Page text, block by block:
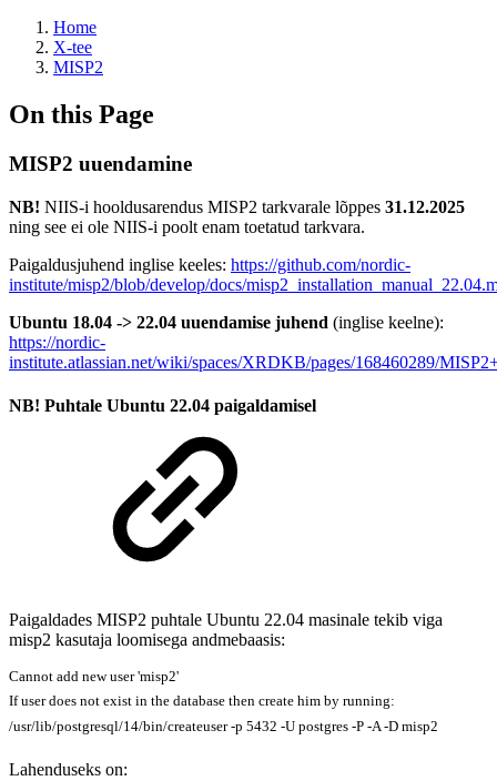
Home
X-tee
MISP2
On this Page
MISP2 uuendamine
NB! NIIS-i hooldusarendus MISP2 tarkvarale lõppes 31.12.2025
ning see ei ole NIIS-i poolt enam toetatud tarkvara.
Paigaldusjuhend inglise keeles: https://github.com/nordic-
institute/misp2/blob/develop/docs/
Ubuntu 18.04 -> 22.04 uuendamise juhend (inglise keelne):
https://nordic-
institute.atlassian.net/wiki/spaces/XRDKB/pages/168460289/
NB! Puhtale Ubuntu 22.04 paigaldamisel
Paigaldades MISP2 puhtale Ubuntu 22.04 masinale tekib viga
misp2 kasutaja loomisega andmebaasis:
Cannot add new user 'misp2'
If user does not exist in the database then create him by running:
/usr/lib/postgresql/14/bin/createuser -p 5432 -U postgres -P -A -D misp2
Lahenduseks on: